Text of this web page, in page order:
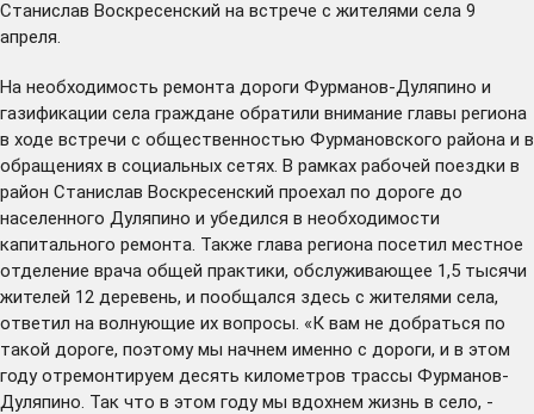
Станислав Воскресенский на встрече с жителями села 9
апреля.
На необходимость ремонта дороги Фурманов-Дуляпино и
газификации села граждане обратили внимание главы региона
в ходе встречи с общественностью Фурмановского района и в
обращениях в социальных сетях. В рамках рабочей поездки в
район Станислав Воскресенский проехал по дороге до
населенного Дуляпино и убедился в необходимости
капитального ремонта. Также глава региона посетил местное
отделение врача общей практики, обслуживающее 1,5 тысячи
жителей 12 деревень, и пообщался здесь с жителями села,
ответил на волнующие их вопросы. «К вам не добраться по
такой дороге, поэтому мы начнем именно с дороги, и в этом
году отремонтируем десять километров трассы Фурманов-
Дуляпино. Так что в этом году мы вдохнем жизнь в село, -